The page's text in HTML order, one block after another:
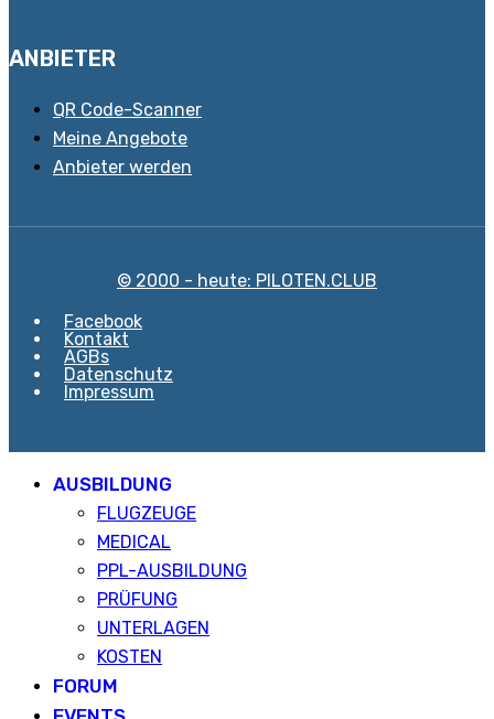
ANBIETER
QR Code-Scanner
Meine Angebote
Anbieter werden
© 2000 - heute: PILOTEN.CLUB
Facebook
Kontakt
AGBs
Datenschutz
Impressum
AUSBILDUNG
FLUGZEUGE
MEDICAL
PPL-AUSBILDUNG
PRÜFUNG
UNTERLAGEN
KOSTEN
FORUM